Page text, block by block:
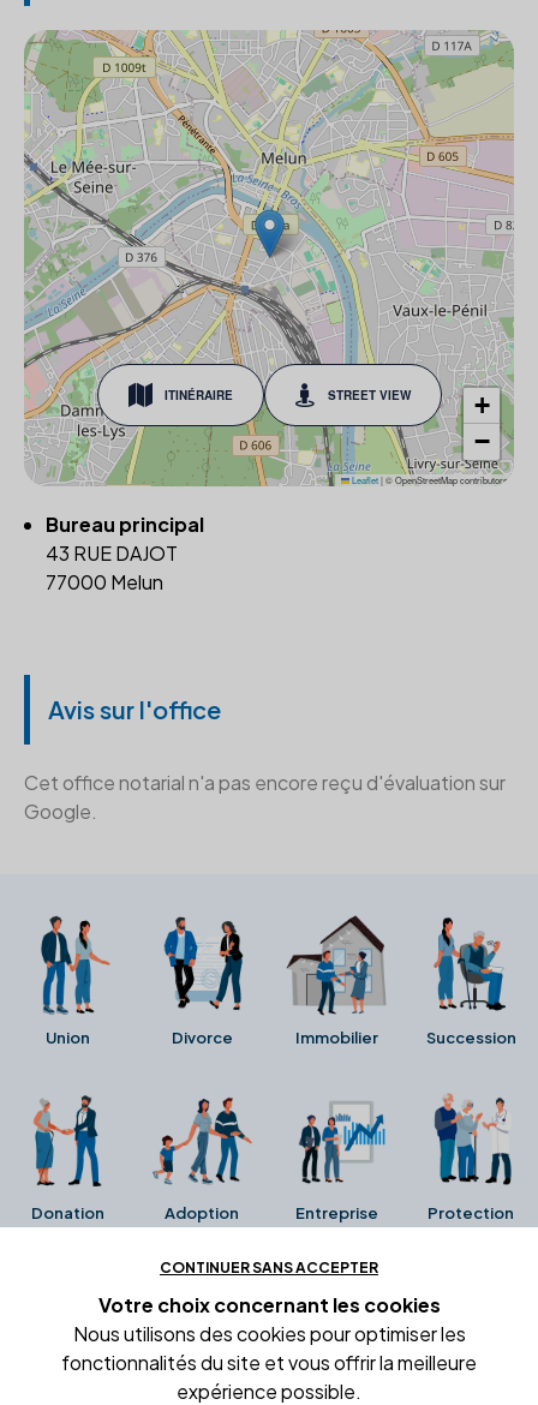
ITINÉRAIRE STREET VIEW
+
−
Leaflet|© OpenStreetMap contributors
Bureau principal
43 RUE DAJOT
77000 Melun
Avis sur l'office
Cet office notarial n'a pas encore reçu d'évaluation sur
Google.
Union Divorce Immobilier Succession
Donation Adoption Entreprise Protection
Ces avis proviennent directement de la fiche Google
Business de l'office notarial. Ils n'ont ni été collectés ni
été vérifiés par Alexia.fr.
CONTINUER SANS ACCEPTER
Votre choix concernant les cookies
Nous utilisons des cookies pour optimiser les
fonctionnalités du site et vous offrir la meilleure
expérience possible.